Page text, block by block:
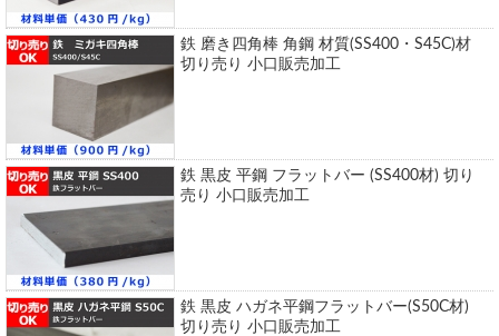
鉄 磨き四角棒 角鋼 材質(SS400・S45C)材
切り売り 小口販売加工
鉄 黒皮 平鋼 フラットバー (SS400材) 切り
売り 小口販売加工
鉄 黒皮 ハガネ平鋼フラットバー(S50C材)
切り売り 小口販売加工